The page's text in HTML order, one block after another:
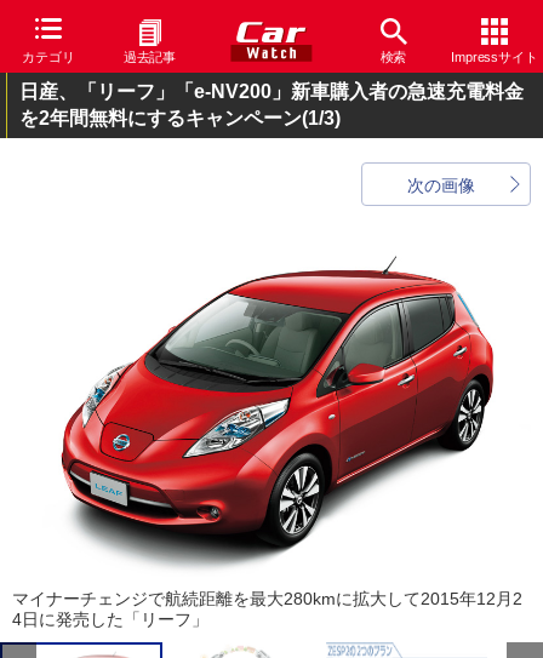
カテゴリ 過去記事 検索 Impressサイト
日産、「リーフ」「e-NV200」新車購入者の急速充電料金
を2年間無料にするキャンペーン(1/3)
次の画像
マイナーチェンジで航続距離を最大280kmに拡大して2015年12月2
4日に発売した「リーフ」